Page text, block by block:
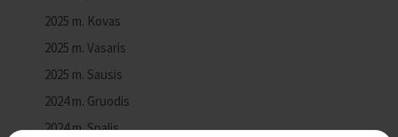
2025 m. Kovas
2025 m. Vasaris
2025 m. Sausis
2024 m. Gruodis
2024 m. Spalis